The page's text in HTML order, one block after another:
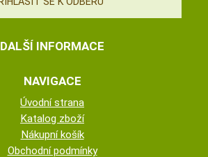
DALŠÍ INFORMACE
NAVIGACE
Úvodní strana
Katalog zboží
Nákupní košík
Obchodní podmínky